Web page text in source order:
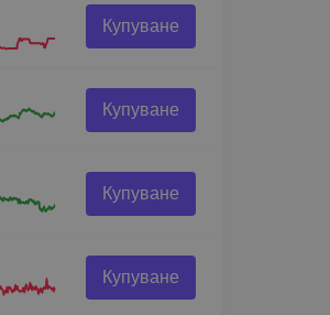
Купуване
Купуване
Купуване
Купуване